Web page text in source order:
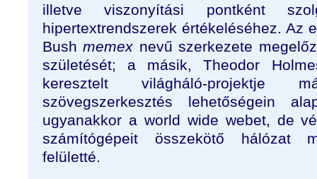
illetve viszonyítási pontként
hipertextrendszerek értékeléséhez. Az
Bushmemex nevű szerkezete
születését; a másik, Theodor
keresztelt világháló-projektje
szövegszerkesztés lehetőségein
ugyanakkor a world wide webet, de
számítógépeit összekötő hálózat
felületté.